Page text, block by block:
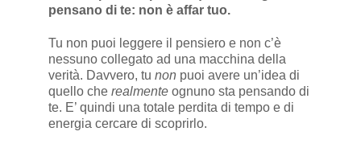
pensano di te: non è affar tuo.
Tu non puoi leggere il pensiero e non c’è
nessuno collegato ad una macchina della
verità. Davvero, tu non puoi avere un’idea di
quello che realmenteognuno sta pensando di
te. E’ quindi una totale perdita di tempo e di
energia cercare di scoprirlo.